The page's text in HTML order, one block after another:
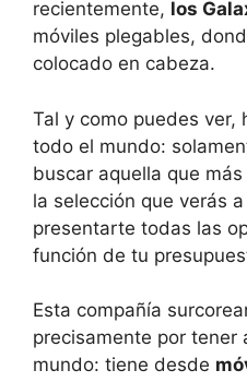
recientemente, los
móviles plegables,
colocado en cabeza.
Tal y como puedes ver,
todo el mundo:
buscar aquella que
la selección que verás
presentarte todas las
función de tu
Esta compañía
precisamente por tener
mundo: tiene desde